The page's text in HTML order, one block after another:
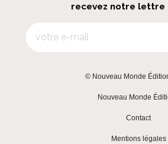
recevez notre lettre
© Nouveau Monde
Nouveau Monde
Contact
Mentions légales